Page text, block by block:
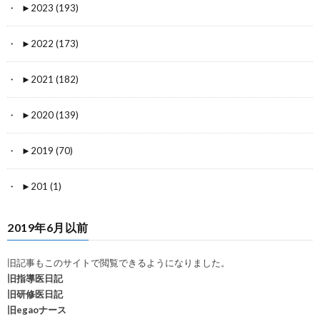
► 2023 (193)
► 2022 (173)
► 2021 (182)
► 2020 (139)
► 2019 (70)
► 201 (1)
2019年6月以前
旧記事もこのサイトで閲覧できるようになりました。
旧指導医日記
旧研修医日記
旧egaoナース